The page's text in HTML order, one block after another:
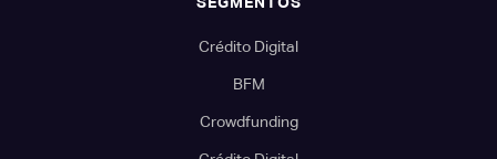
Crédito Digital
BFM
Crowdfunding